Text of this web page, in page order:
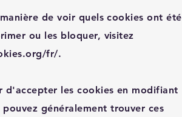
de voir quels cookies ont été
ou les bloquer, visitez
fr/.
d'accepter les cookies en modifiant
généralement trouver ces